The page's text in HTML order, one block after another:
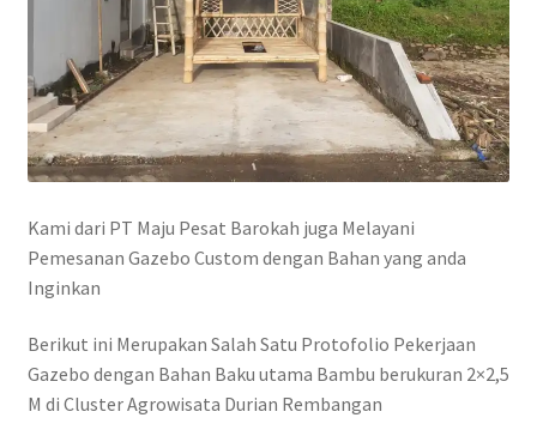
Kami dari PT Maju Pesat Barokah juga Melayani
Pemesanan Gazebo Custom dengan Bahan yang anda
Inginkan
Berikut ini Merupakan Salah Satu Protofolio Pekerjaan
Gazebo dengan Bahan Baku utama Bambu berukuran 2×2,5
M di Cluster Agrowisata Durian Rembangan